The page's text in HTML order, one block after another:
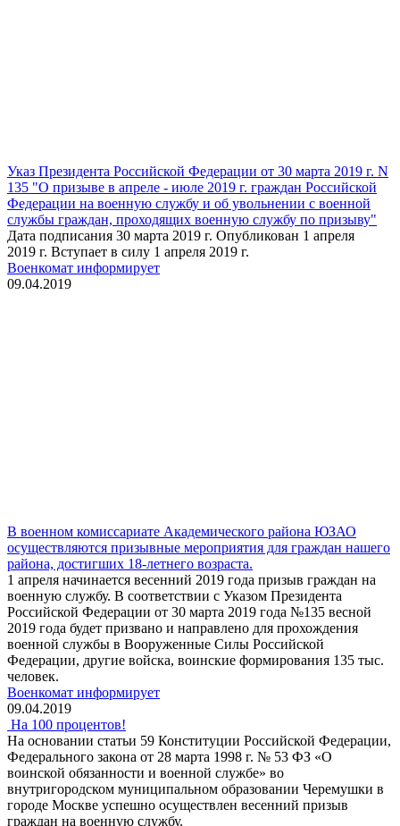
Указ Президента Российской Федерации от 30 марта 2019 г. N
135 "О призыве в апреле - июле 2019 г. граждан Российской
Федерации на военную службу и об увольнении с военной
службы граждан, проходящих военную службу по призыву"
Дата подписания 30 марта 2019 г. Опубликован 1 апреля
2019 г. Вступает в силу 1 апреля 2019 г.
Военкомат информирует
09.04.2019
В военном комиссариате Академического района ЮЗАО
осуществляются призывные мероприятия для граждан нашего
района, достигших 18-летнего возраста.
1 апреля начинается весенний 2019 года призыв граждан на
военную службу. В соответствии с Указом Президента
Российской Федерации от 30 марта 2019 года №135 весной
2019 года будет призвано и направлено для прохождения
военной службы в Вооруженные Силы Российской
Федерации, другие войска, воинские формирования 135 тыс.
человек.
Военкомат информирует
09.04.2019
На 100 процентов!
На основании статьи 59 Конституции Российской Федерации,
Федерального закона от 28 марта 1998 г. № 53 ФЗ «О
воинской обязанности и военной службе» во
внутригородском муниципальном образовании Черемушки в
городе Москве успешно осуществлен весенний призыв
граждан на военную службу.